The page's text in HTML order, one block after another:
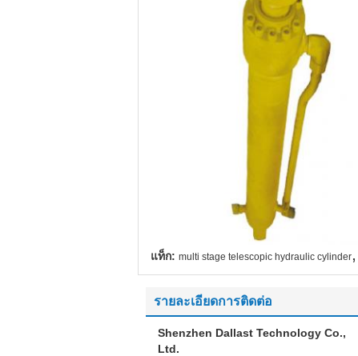
แท็ก: multi stage telescopic hydraulic cylinder,
รายละเอียดการติดต่อ
Shenzhen Dallast Technology Co.,
Ltd.